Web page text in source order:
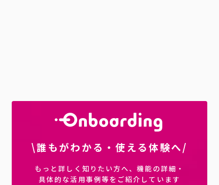
\誰もがわかる・使える体験へ/
もっと詳しく知りたい方へ、機能の詳細・
具体的な活用事例等をご紹介しています